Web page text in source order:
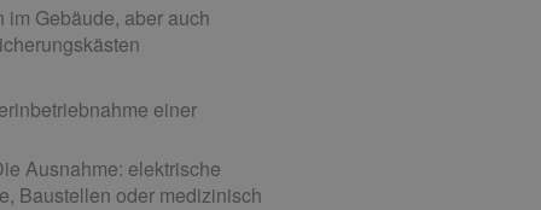
Gebäude, aber auch
einer
Ausnahme: elektrische
Baustellen oder medizinisch